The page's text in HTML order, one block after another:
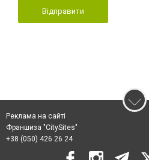
Відправити
Реклама на сайті
Франшиза "CitySites"
+38 (050) 426 26 24